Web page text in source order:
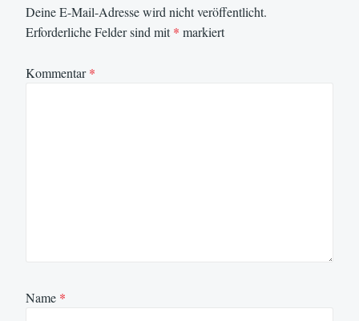
Deine E-Mail-Adresse wird nicht veröffentlicht.
Erforderliche Felder sind mit* markiert
Kommentar*
Name *